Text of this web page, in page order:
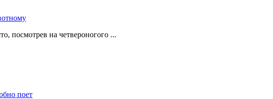
посмотрев на четвероногого ...
поет